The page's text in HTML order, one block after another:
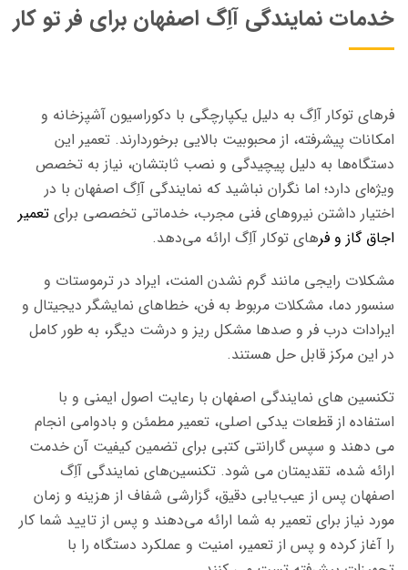
خدمات نمایندگی آاِگ اصفهان برای فر تو کار
فرهای توکار آاِگ به دلیل یکپارچگی با دکوراسیون آشپزخانه و
امکانات پیشرفته، از محبوبیت بالایی برخوردارند. تعمیر این
دستگاه‌ها به دلیل پیچیدگی و نصب ثابتشان، نیاز به تخصص
ویژه‌ای دارد؛ اما نگران نباشید که نمایندگی آاِگ اصفهان با در
اختیار داشتن نیروهای فنی مجرب، خدماتی تخصصی برای تعمیر
اجاق گاز و فرهای توکار آاِگ ارائه می‌دهد.
مشکلات رایجی مانند گرم نشدن المنت، ایراد در ترموستات و
سنسور دما، مشکلات مربوط به فن، خطاهای نمایشگر دیجیتال و
ایرادات درب فر و صدها مشکل ریز و درشت دیگر، به طور کامل
در این مرکز قابل حل هستند.
تکنسین های نمایندگی اصفهان با رعایت اصول ایمنی و با
استفاده از قطعات یدکی اصلی، تعمیر مطمئن و بادوامی انجام
می دهند و سپس گارانتی کتبی برای تضمین کیفیت آن خدمت
ارائه شده، تقدیمتان می شود. تکنسین‌های نمایندگی آاِگ
اصفهان پس از عیب‌یابی دقیق، گزارشی شفاف از هزینه و زمان
مورد نیاز برای تعمیر به شما ارائه می‌دهند و پس از تایید شما کار
را آغاز کرده و پس از تعمیر، امنیت و عملکرد دستگاه را با